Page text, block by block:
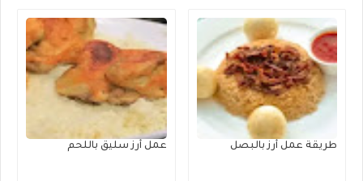
طريقة عمل أرز بالبصل عمل أرز سليق باللحم